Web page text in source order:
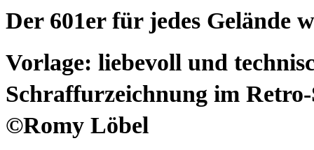
Der 601er für jedes Gelände
Vorlage: liebevoll und
Schraffurzeichnung im
©Romy Löbel